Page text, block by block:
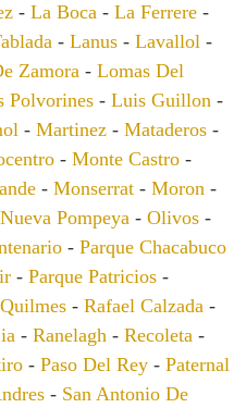
- La Boca - La Ferrere -
- Lanus - Lavallol -
Zamora - Lomas Del
Polvorines - Luis Guillon -
- Martinez - Mataderos -
- Monte Castro -
- Monserrat - Moron -
Nueva Pompeya - Olivos -
- Parque Chacabuco
- Parque Patricios -
Quilmes - Rafael Calzada -
- Ranelagh - Recoleta -
- Paso Del Rey - Paternal
- San Antonio De